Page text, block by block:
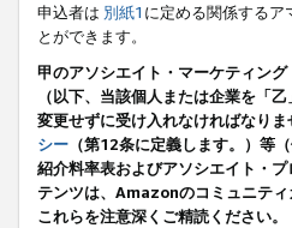
申込者は 別紙1 に定める関係するア
とができます。
甲のアソシエイト・マーケティン
（以下、当該個人または企業を「
変更せずに受け入れなければなり
シー （第12条に定義します。）等
紹介料率表およびアソシエイト・
テンツは、Amazonのコミュニテ
これらを注意深くご精読ください。